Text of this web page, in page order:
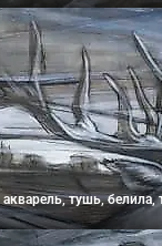
Слава" акварель, тушь,